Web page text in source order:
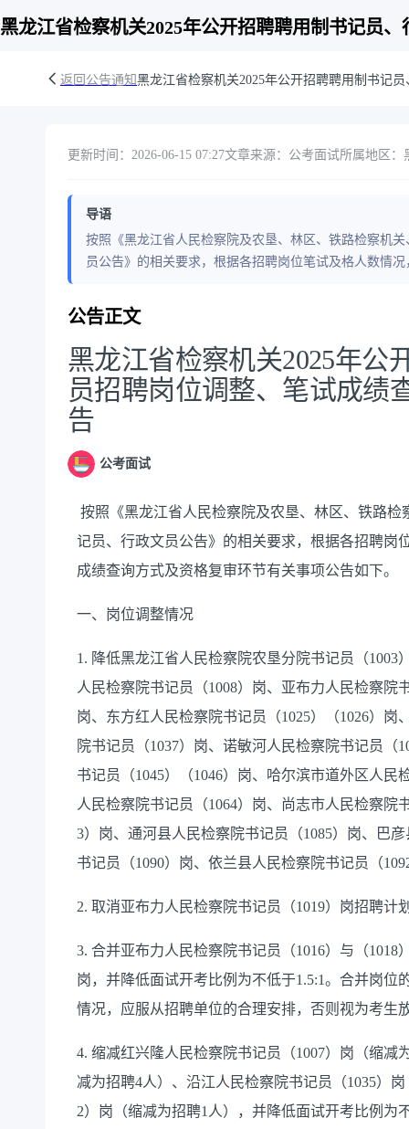
黑龙江省检察机关2025年公开招聘聘用制书记员
返回公告通知黑龙江省检察机关2025年公开招聘聘用制书记
更新时间：2026-06-15 07:27文章来源：公考面试所属地区：
导语
按照《黑龙江省人民检察院及农垦、林区、铁路检察机
员公告》的相关要求，根据各招聘岗位笔试及格人数情
公告正文
黑龙江省检察机关2025年公
员招聘岗位调整、笔试成绩
告
公考面试
按照《黑龙江省人民检察院及农垦、林区、铁路
记员、行政文员公告》的相关要求，根据各招聘岗
成绩查询方式及资格复审环节有关事项公告如下。
一、岗位调整情况
1. 降低黑龙江省人民检察院农垦分院书记员（
人民检察院书记员（1008）岗、亚布力人民检察院
岗、东方红人民检察院书记员（1025）（1026）
院书记员（1037）岗、诺敏河人民检察院书记员（
书记员（1045）（1046）岗、哈尔滨市道外区人民
人民检察院书记员（1064）岗、尚志市人民检察院
3）岗、通河县人民检察院书记员（1085）岗、巴
书记员（1090）岗、依兰县人民检察院书记员（
2. 取消亚布力人民检察院书记员（1019）岗招聘计
3. 合并亚布力人民检察院书记员（1016）与（
岗，并降低面试开考比例为不低于1.5:1。合并岗
情况，应服从招聘单位的合理安排，否则视为考生
4. 缩减红兴隆人民检察院书记员（1007）岗（缩减
减为招聘4人）、沿江人民检察院书记员（1035）
2）岗（缩减为招聘1人），并降低面试开考比例为